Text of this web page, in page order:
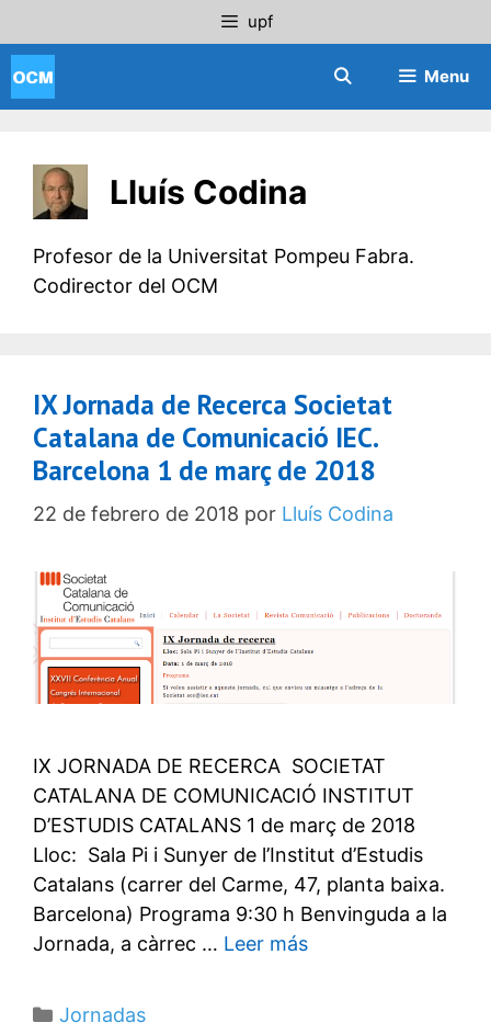
al
contenido
upf
Menu
Lluís Codina
Profesor de la Universitat Pompeu Fabra.
Codirector del OCM
IX Jornada de Recerca Societat
Catalana de Comunicació IEC.
Barcelona 1 de març de 2018
22 de febrero de 2018 por Lluís Codina
IX JORNADA DE RECERCA SOCIETAT
CATALANA DE COMUNICACIÓ INSTITUT
D’ESTUDIS CATALANS 1 de març de 2018
Lloc: Sala Pi i Sunyer de l’Institut d’Estudis
Catalans (carrer del Carme, 47, planta baixa.
Barcelona) Programa 9:30 h Benvinguda a la
Jornada, a càrrec … Leer más
Categorías
Jornadas